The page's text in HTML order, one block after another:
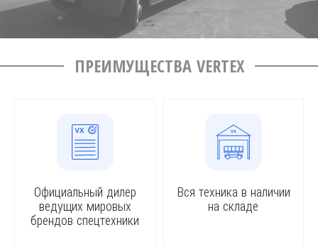
ПРЕИМУЩЕСТВА VERTEX
Официальный дилер
ведущих мировых
брендов спецтехники
Вся техника в наличии
на складе